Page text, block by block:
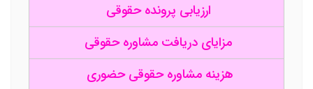
ارزیابی پرونده حقوقی
مزایای دریافت مشاوره حقوقی
هزینه مشاوره حقوقی حضوری